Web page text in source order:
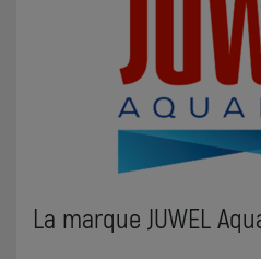
La marque JUWEL